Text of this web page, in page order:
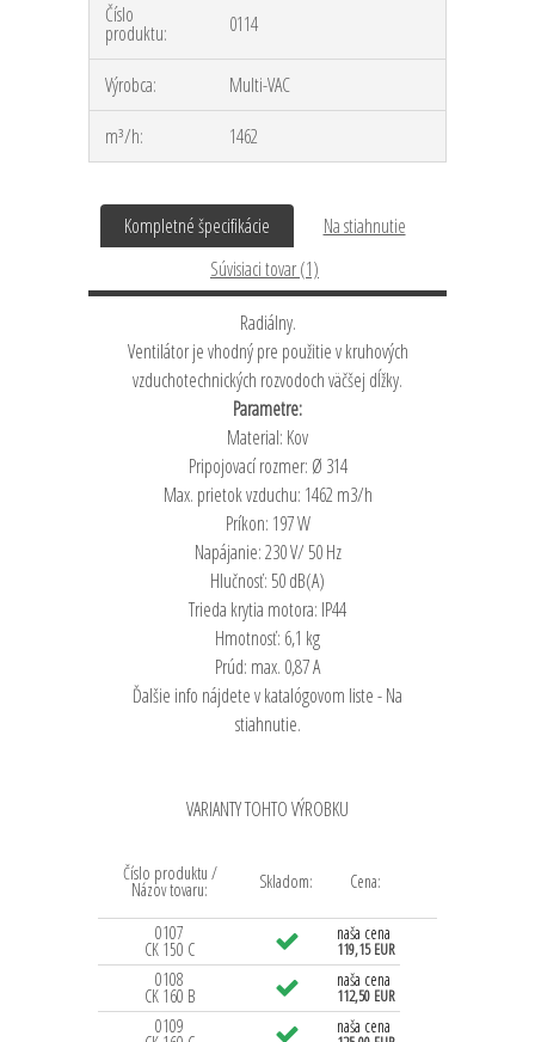
Číslo
produktu: 0114
Výrobca:
Multi-VAC
m³/h:
1462
Kompletné špecifikácie
Na stiahnutie
Súvisiaci tovar (1)
Radiálny.
Ventilátor je vhodný pre použitie v kruhových
vzduchotechnických rozvodoch väčšej dĺžky.
Parametre:
Material: Kov
Pripojovací rozmer: Ø 314
Max. prietok vzduchu: 1462 m3/h
Príkon: 197 W
Napájanie: 230 V/ 50 Hz
Hlučnosť: 50 dB(A)
Trieda krytia motora: IP44
Hmotnosť: 6,1 kg
Prúd: max. 0,87 A
Ďalšie info nájdete v katalógovom liste - Na
stiahnutie.
VARIANTY TOHTO VÝROBKU
Číslo produktu /
Názov tovaru: Skladom: Cena:
0107
CK 150 C
naša cena
119,15 EUR
0108
CK 160 B
naša cena
112,50 EUR
0109 naša cena